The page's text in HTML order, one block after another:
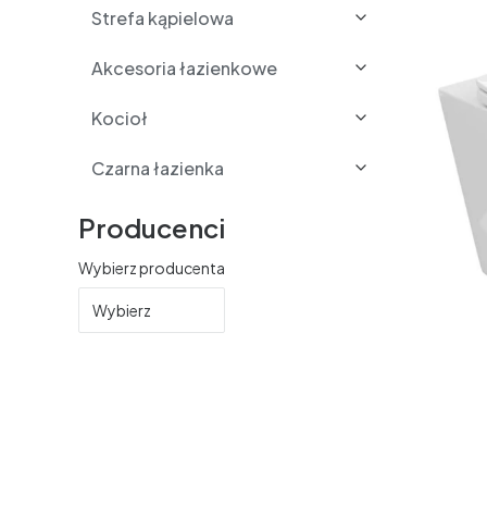
Strefa kąpielowa
Akcesoria łazienkowe
Kocioł
Czarna łazienka
Producenci
Wybierz producenta
Wybierz